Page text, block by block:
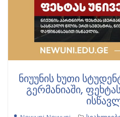
ᲜᲘᲣᲣᲜᲘᲡ ᲮᲣᲗᲘ
ᲒᲔᲠᲛᲐᲜᲘᲐᲨᲘ,